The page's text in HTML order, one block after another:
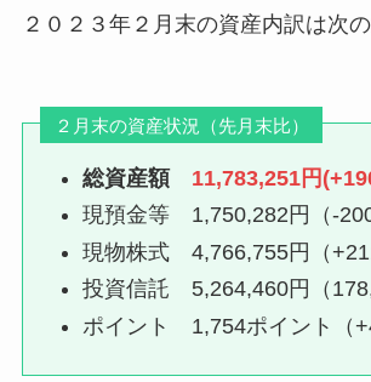
２０２３年２月末の資産内訳は次の
２月末の資産状況（先月末比）
総資産額 11,783,251円
現預金等 1,750,282円（-
現物株式 4,766,755円（
投資信託 5,264,460円（
ポイント 1,754ポイント（